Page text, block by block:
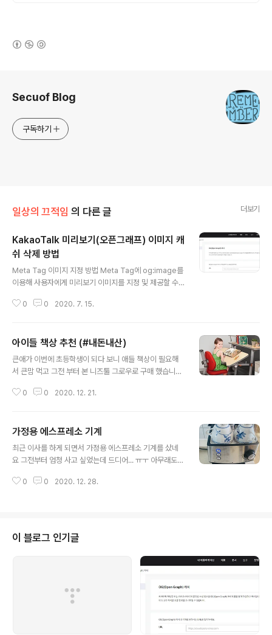
Secuof Blog
구독하기
일상의 끄적임 의 다른 글 더보기
KakaoTalk 미리보기(오픈그래프) 이미지 캐
쉬 삭제 방법
Meta Tag 이미지 지정 방법 Meta Tag에 og:image를
이용해 사용자에게 미리보기 이미지를 지정 및 제공할 수
a Tag의 og:image 정보이다. meta content="//t1.ka
기(오픈그래프 OG) 이미지 Cache 삭제 방법 최근 사내
에서 개발자가 테스트 도중 og:image를 바꿨는데도 불구
하고 카카오톡에서 cache가 삭제 되지 않아서 실제 테스
삭제하는 방법을 찾다가 확인하게 되었다. Kaka..
0 0 2020. 7. 15.
아이들 책상 추천 (#내돈내산)
큰애가 이번에 초등학생이 되다 보니 애들 책상이 필요해
서 큰맘 먹고 그전 부터 본 니즈툴 그로우로 구매 했습니다.
에 있어서 앉아서 사용할수 있는 부분을 모두 조정이 가능
조정이 잘되는 책상을 사주고 싶어서 애들 태어나기 전부
터 내가 가지고 싶어한 책상이었네요... ㅠㅜ 전 못사고 애
들에게.... 다른 비슷한 각도조절 되는 제품을들 봤는데 니
차지 않았습니다. 먼가 모두 부족한 느낌.... ;;; 의자에 앉았
0 0 2020. 12. 21.
가정용 에스프레소 기계
최근 이사를 하게 되면서 가정용 에스프레소 기계를 샀네
요 그전부터 엄청 사고 싶었는데 드디어... ㅠㅜ 아무래도
랜드를 사고 싶긴 했는데 최근 한국의 드롱기라고 불리우
싶었다. 또한 에스프레소 기계에서 제일 중요한게 압력 유
지 및 보일러의 성능이라고 들었던기억이... 잘은 몰라요...
하지만 일단 압력이 높은 브랜드를 선택 하고 싶었고 기타
브랜드의 경우 15bar가 최고 였고 그러다 보니 압력 20b
고 집에서 사용할거다 ..
0 0 2020. 12. 28.
이 블로그 인기글